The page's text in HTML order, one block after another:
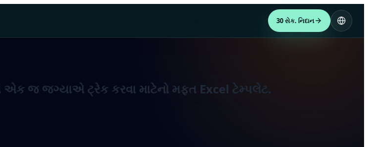
30 સેક. નિદાન
જ જગ્યાએ ટ્રેક કરવા માટેનો મફત Excel ટેમ્પલેટ.